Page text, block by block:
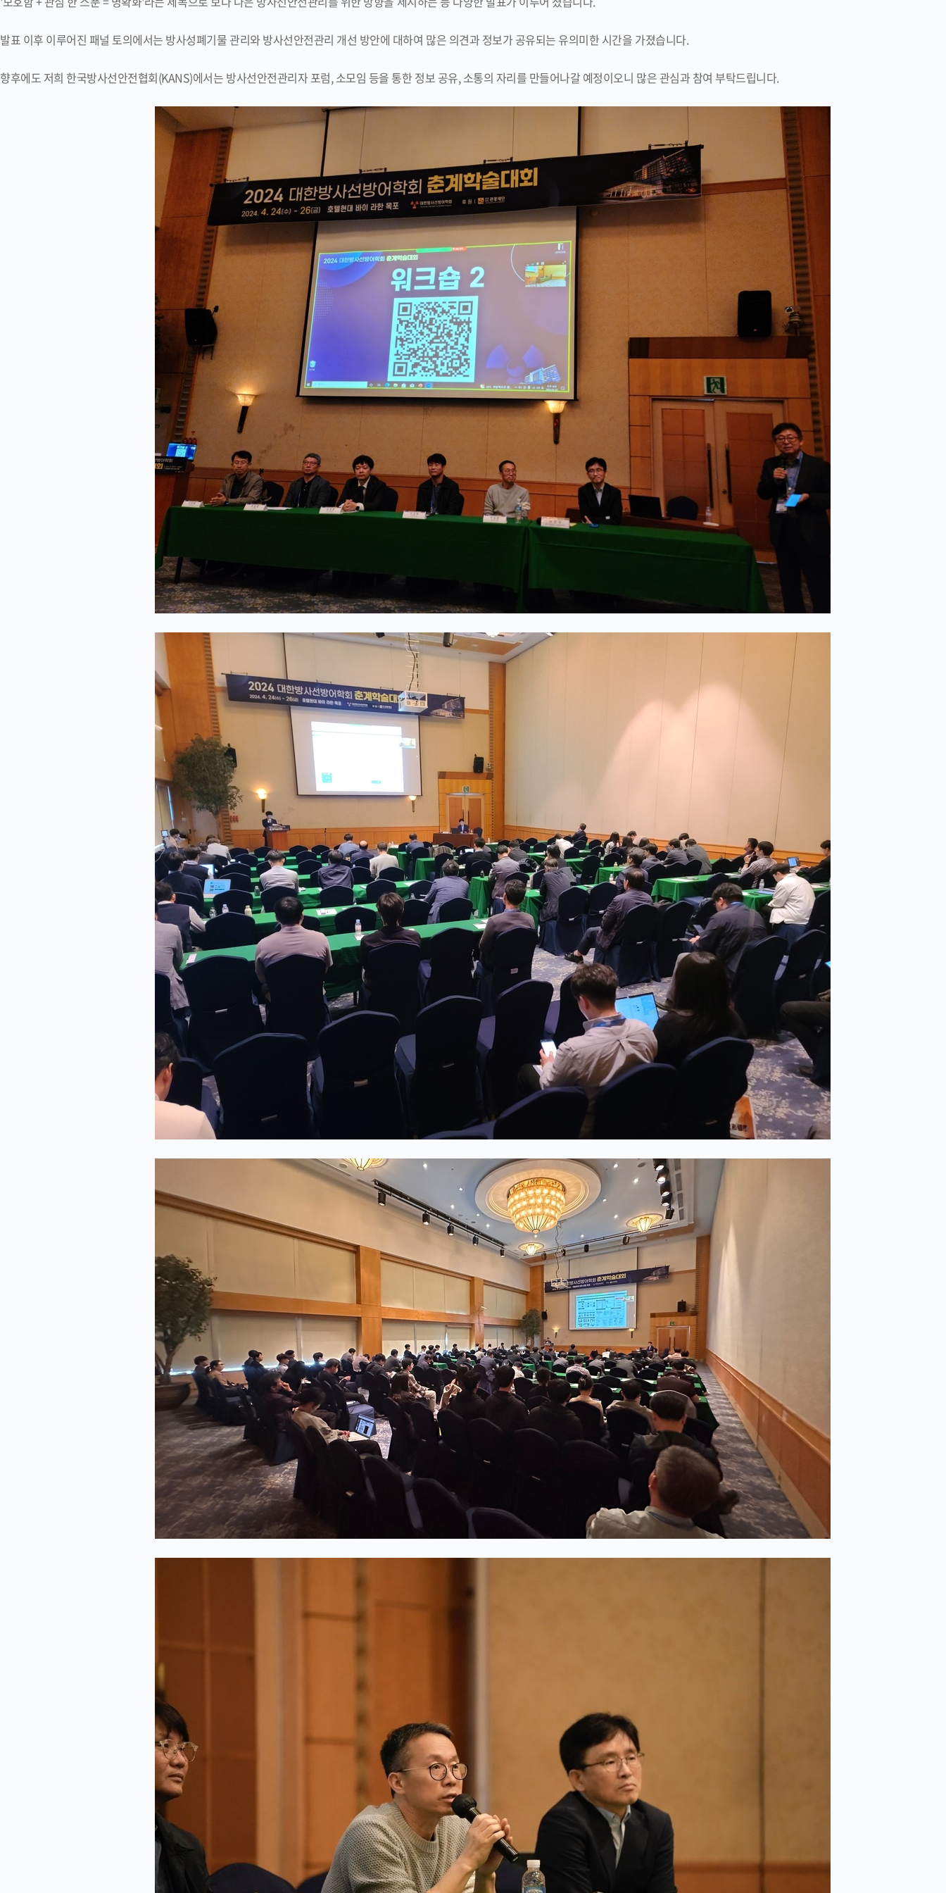
발표 이후 이루어진 패널 토의에서는 방사성폐기물 관리와 방사선안전관리 개선 방안에 대하여 많은 의견과 정보가 공유되는 유의미한 시간을 가졌습니다.
향후에도 저희 한국방사선안전협회(KANS)에서는 방사선안전관리자 포럼, 소모임 등을 통한 정보 공유, 소통의 자리를 만들어나갈 예정이오니 많은 관심과 참여 부탁드립니다.